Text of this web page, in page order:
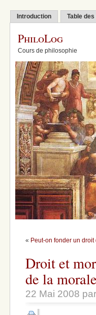
Introduction Table
PhiloLog
Cours de philosophie
« Peut-on fonder un
Droit et
de la
22 Mai 2008 par